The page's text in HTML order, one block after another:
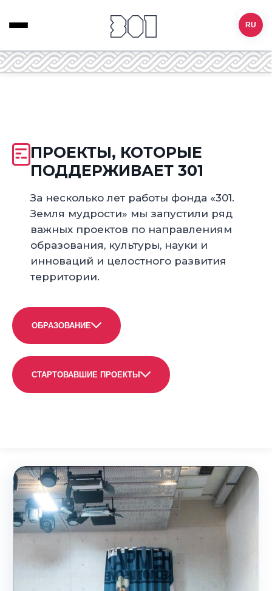
RU
ПРОЕКТЫ, КОТОРЫЕ
ПОДДЕРЖИВАЕТ 301
За несколько лет работы фонда «301.
Земля мудрости» мы запустили ряд
важных проектов по направлениям
образования, культуры, науки и
инноваций и целостного развития
территории.
ОБРАЗОВАНИЕ
СТАРТОВАВШИЕ ПРОЕКТЫ